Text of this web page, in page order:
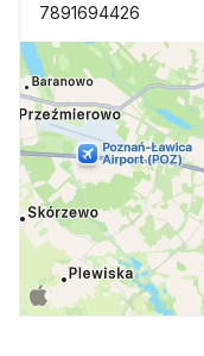
7891694426